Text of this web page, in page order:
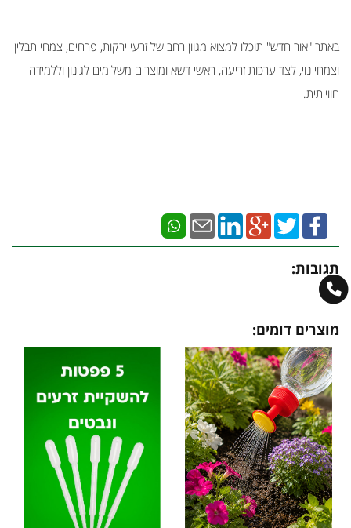
באתר "אור חדש" תוכלו למצוא מגוון רחב של זרעי ירקות, פרחים, צמחי תבלין
וצמחי נוי, לצד ערכות זריעה, ראשי דשא ומוצרים משלימים לגינון וללמידה
חווייתית.
תגובות:
מוצרים דומים: